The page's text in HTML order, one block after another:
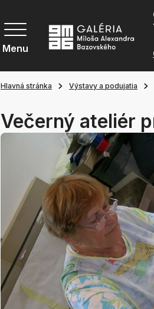
Menu
Hlavná stránka Výstavy a podujatia
Večerný ateliér